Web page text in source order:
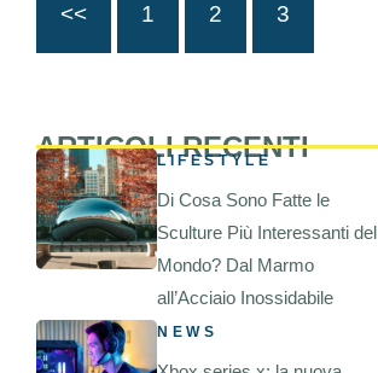
<< 1 2 3
ARTICOLI RECENTI
LIFESTYLE
Di Cosa Sono Fatte le
Sculture Più Interessanti del
Mondo? Dal Marmo
all’Acciaio Inossidabile
NEWS